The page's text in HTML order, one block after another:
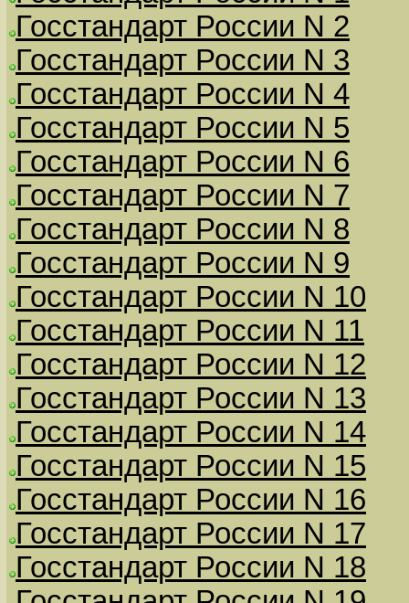
Госстандарт России N 2
Госстандарт России N 3
Госстандарт России N 4
Госстандарт России N 5
Госстандарт России N 6
Госстандарт России N 7
Госстандарт России N 8
Госстандарт России N 9
Госстандарт России N 10
Госстандарт России N 11
Госстандарт России N 12
Госстандарт России N 13
Госстандарт России N 14
Госстандарт России N 15
Госстандарт России N 16
Госстандарт России N 17
Госстандарт России N 18